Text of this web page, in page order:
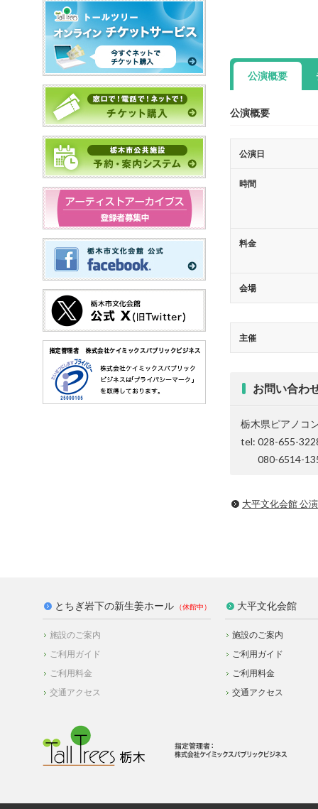
公演概要
公演概要
公演日
時間
料金
会場
主催
お問い合わ
栃木県ピアノコ
tel: 028-655-
080-6514-
大平文化会館 公
とちぎ岩下の新生姜ホール
施設のご案内
ご利用ガイド
ご利用料金
交通アクセス
大平文化会館
施設のご案内
ご利用ガイド
ご利用料金
交通アクセス